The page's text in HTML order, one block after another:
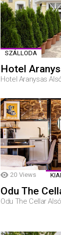
SZÁLLODA
Hotel
Hotel Aranysas
20 Views
Odu The
Odu The Cellar